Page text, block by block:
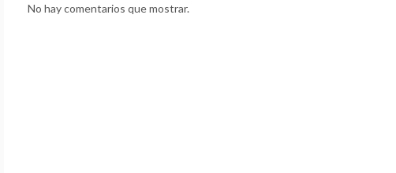
No hay comentarios que mostrar.